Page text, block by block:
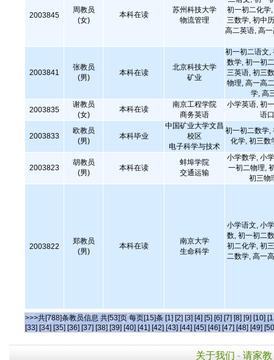
2003845
周教员
(女)
本科在读
苏州科技大学
物流管理
初一初二化学
三数学, 初中
高二英语, 高
2003841
张教员
(男)
本科在读
北京科技大学
矿业
初一初二语文,
数学, 初一初
三英语, 初三
物理, 高一高
学, 高
2003835
谢教员
(女)
本科在读
南京工程学院
商务英语
小学英语, 初
语
2003833
欧教员
(男)
本科毕业
中国矿业大学文昌
校区
电子科学与技术
初一初二数学,
化学, 初三数
2003823
胡教员
(男)
本科在读
蚌埠学院
交通运输
小学数学, 小
一初二物理,
初三物
2003822
郑教员
(男)
本科在读
南京大学
生命科学
小学语文, 小
数, 初一初二
初二化学, 初
二数学, 高一
>>>共[788]条教员信息 共[53]页 每页[15]条 [1] [2] [3] [4] [5] [6] [7] [8] [9] [10]
[33] [34] [35] [36] [37] [38] [39] [40] [41] [42] [43] [44] [45] [46] [47] [48] [49]
关于我们 - 请家教